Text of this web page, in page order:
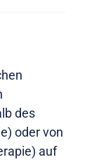
des
oder von
auf